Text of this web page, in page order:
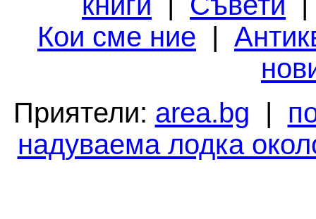
Кои сме ние |
Приятели: area.bg |
надуваема лодка